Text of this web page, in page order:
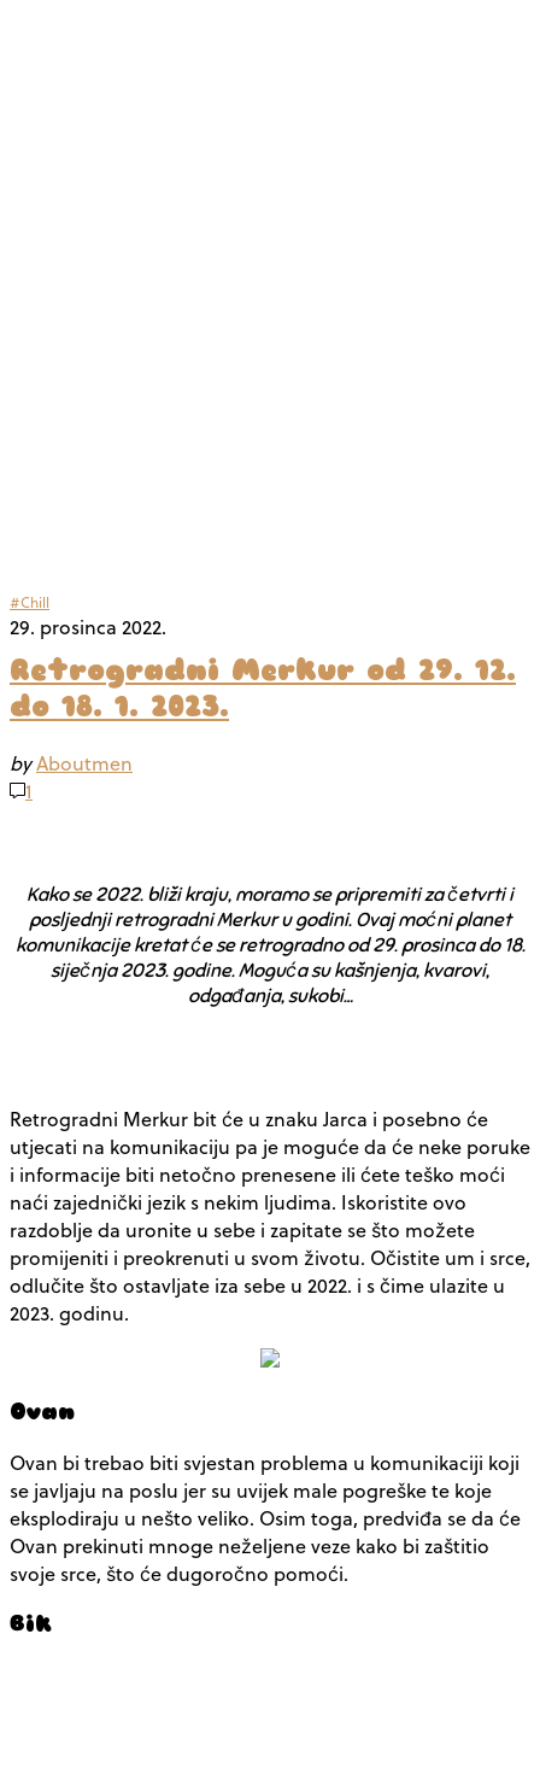
#Chill
29. prosinca 2022.
Retrogradni Merkur od 29. 12.
do 18. 1. 2023.
byAboutmen
1
Kako se 2022. bliži kraju, moramo se pripremiti za četvrti i
posljednji retrogradni Merkur u godini. Ovaj moćni planet
komunikacije kretat će se retrogradno od 29. prosinca do 18.
siječnja 2023. godine. Moguća su kašnjenja, kvarovi,
odgađanja, sukobi…
Retrogradni Merkur bit će u znaku Jarca i posebno će
utjecati na komunikaciju pa je moguće da će neke poruke
i informacije biti netočno prenesene ili ćete teško moći
naći zajednički jezik s nekim ljudima. Iskoristite ovo
razdoblje da uronite u sebe i zapitate se što možete
promijeniti i preokrenuti u svom životu. Očistite um i srce,
odlučite što ostavljate iza sebe u 2022. i s čime ulazite u
2023. godinu.
Ovan
Ovan bi trebao biti svjestan problema u komunikaciji koji
se javljaju na poslu jer su uvijek male pogreške te koje
eksplodiraju u nešto veliko. Osim toga, predviđa se da će
Ovan prekinuti mnoge neželjene veze kako bi zaštitio
svoje srce, što će dugoročno pomoći.
Bik